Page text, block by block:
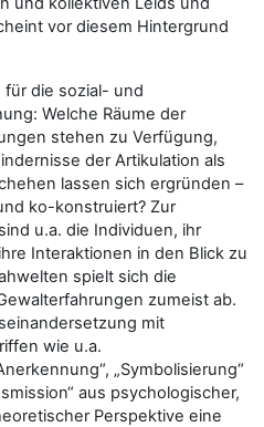
vor diesem Hintergrund
für die sozial- und
Welche Räume der
stehen zu Verfügung,
der Artikulation als
lassen sich ergründen –
ko-konstruiert? Zur
u.a. die Individuen, ihr
Interaktionen in den Blick zu
spielt sich die
zumeist ab.
mit
wie u.a.
„Symbolisierung“
aus psychologischer,
Perspektive eine